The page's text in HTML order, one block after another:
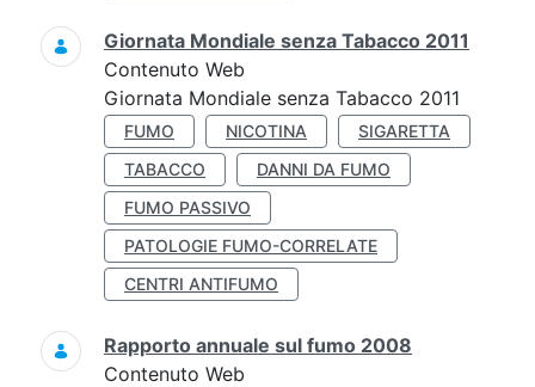
Giornata Mondiale senza Tabacco 2011
Contenuto Web
Giornata Mondiale senza Tabacco 2011
FUMO NICOTINA
SIGARETTA
TABACCO
DANNI DA FUMO
FUMO PASSIVO
PATOLOGIE FUMO-CORRELATE
CENTRI ANTIFUMO
Rapporto annuale sul fumo 2008
Contenuto Web